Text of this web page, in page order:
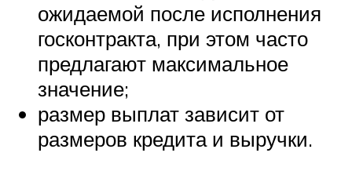
ожидаемой после исполнения
госконтракта, при этом часто
предлагают максимальное
значение;
размер выплат зависит от
размеров кредита и выручки.